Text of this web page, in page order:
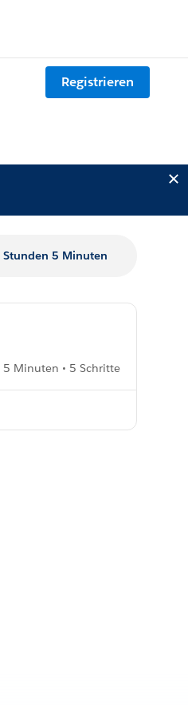
Registrieren
Stunden 5 Minuten
Minuten • 5 Schritte